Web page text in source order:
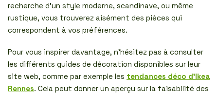
recherche d’un style moderne, scandinave, ou même
rustique, vous trouverez aisément des pièces qui
correspondent à vos préférences.
Pour vous inspirer davantage, n’hésitez pas à consulter
les différents guides de décoration disponibles sur leur
site web, comme par exemple les tendances déco d’Ikea
Rennes. Cela peut donner un aperçu sur la faisabilité des